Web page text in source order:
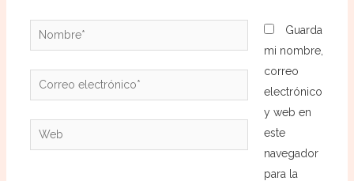
Nombre*
Correo
electrónico*
Web
Guarda
mi nombre,
correo
electrónico
y web en
este
navegador
para la